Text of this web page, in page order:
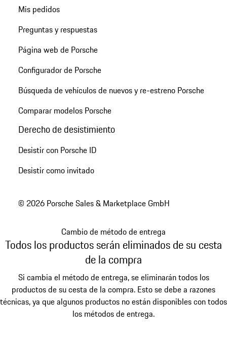
Mis pedidos
Preguntas y respuestas
Página web de Porsche
Configurador de Porsche
Búsqueda de vehículos de nuevos y re-estreno Porsche
Comparar modelos Porsche
Derecho de desistimiento
Desistir con Porsche ID
Desistir como invitado
© 2026 Porsche Sales & Marketplace GmbH
Cambio de método de entrega
Todos los productos serán eliminados de su cesta
de la compra
Si cambia el método de entrega, se eliminarán todos los
productos de su cesta de la compra. Esto se debe a razones
técnicas, ya que algunos productos no están disponibles con todos
los métodos de entrega.